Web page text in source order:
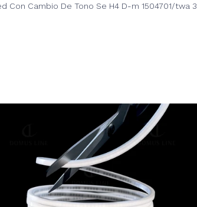
Con Cambio De Tono Se H4 D-m 1504701/twa 3